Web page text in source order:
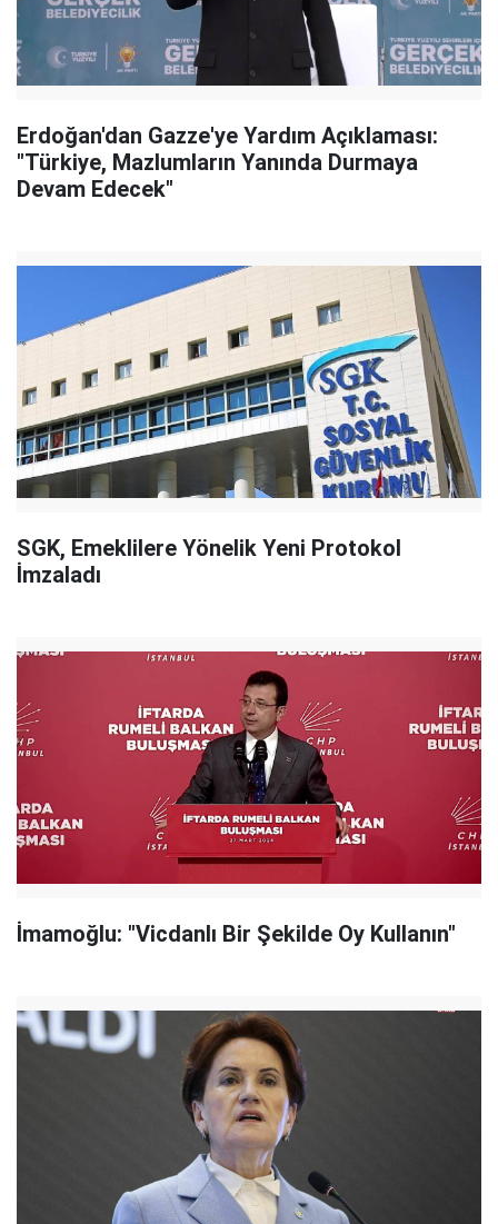
Erdoğan'dan Gazze'ye Yardım Açıklaması:
"Türkiye, Mazlumların Yanında Durmaya
Devam Edecek"
SGK, Emeklilere Yönelik Yeni Protokol
İmzaladı
İmamoğlu: "Vicdanlı Bir Şekilde Oy Kullanın"